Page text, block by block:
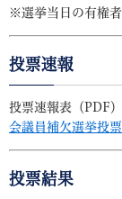
※選挙当日の有権
投票速報
投票速報表（
会議員補欠選挙投
投票結果